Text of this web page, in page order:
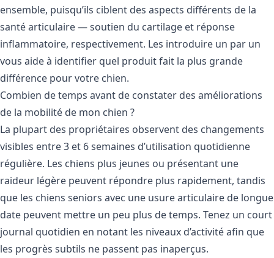
ensemble, puisqu’ils ciblent des aspects différents de la
santé articulaire — soutien du cartilage et réponse
inflammatoire, respectivement. Les introduire un par un
vous aide à identifier quel produit fait la plus grande
différence pour votre chien.
Combien de temps avant de constater des améliorations
de la mobilité de mon chien ?
La plupart des propriétaires observent des changements
visibles entre 3 et 6 semaines d’utilisation quotidienne
régulière. Les chiens plus jeunes ou présentant une
raideur légère peuvent répondre plus rapidement, tandis
que les chiens seniors avec une usure articulaire de longue
date peuvent mettre un peu plus de temps. Tenez un court
journal quotidien en notant les niveaux d’activité afin que
les progrès subtils ne passent pas inaperçus.